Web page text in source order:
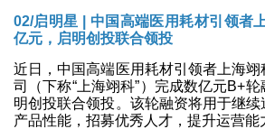
02/启明星 | 中国高端医用耗材引领者
亿元，启明创投联合领投
近日，中国高端医用耗材引领者上海
司（下称“上海翊科”）完成数亿元B+
明创投联合领投。该轮融资将用于继
产品性能，招募优秀人才，提升运营能